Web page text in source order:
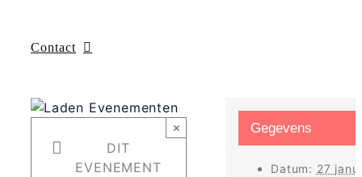
Contact
DIT
EVENEMENT
× Gegevens
Datum: 27